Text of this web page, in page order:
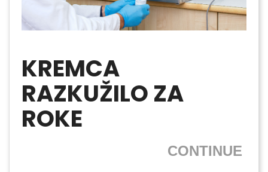
KREMCA
RAZKUŽILO ZA
ROKE
CONTINUE